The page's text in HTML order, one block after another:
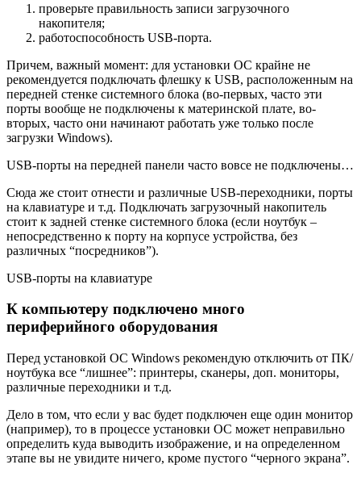
проверьте правильность записи загрузочного
накопителя;
работоспособность USB-порта.
Причем, важный момент: для установки ОС крайне не
рекомендуется подключать флешку к USB, расположенным на
передней стенке системного блока (во-первых, часто эти
порты вообще не подключены к материнской плате, во-
вторых, часто они начинают работать уже только после
загрузки Windows).
USB-порты на передней панели часто вовсе не подключены…
Сюда же стоит отнести и различные USB-переходники, порты
на клавиатуре и т.д. Подключать загрузочный накопитель
стоит к задней стенке системного блока (если ноутбук –
непосредственно к порту на корпусе устройства, без
различных “посредников”).
USB-порты на клавиатуре
К компьютеру подключено много
периферийного оборудования
Перед установкой ОС Windows рекомендую отключить от ПК/
ноутбука все “лишнее”: принтеры, сканеры, доп. мониторы,
различные переходники и т.д.
Дело в том, что если у вас будет подключен еще один монитор
(например), то в процессе установки ОС может неправильно
определить куда выводить изображение, и на определенном
этапе вы не увидите ничего, кроме пустого “черного экрана”.